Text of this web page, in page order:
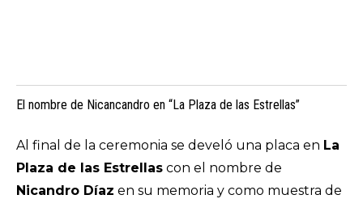
El nombre de Nicancandro en “La Plaza de las Estrellas”
Al final de la ceremonia se develó una placa en La
Plaza de las Estrellas con el nombre de
Nicandro Díaz en su memoria y como muestra de